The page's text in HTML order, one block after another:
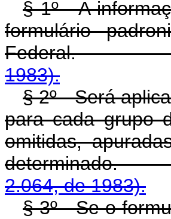
§ 1º - A
formulário
1983).
§ 2º - Será
para cada grupo
omitidas,
2.064, de 1983).
§ 3º - Se o